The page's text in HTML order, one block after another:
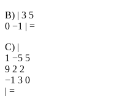
B) | 3 5
0 −1 | =
C) |
1 −5 5
9 2 2
−1 3 0
| =